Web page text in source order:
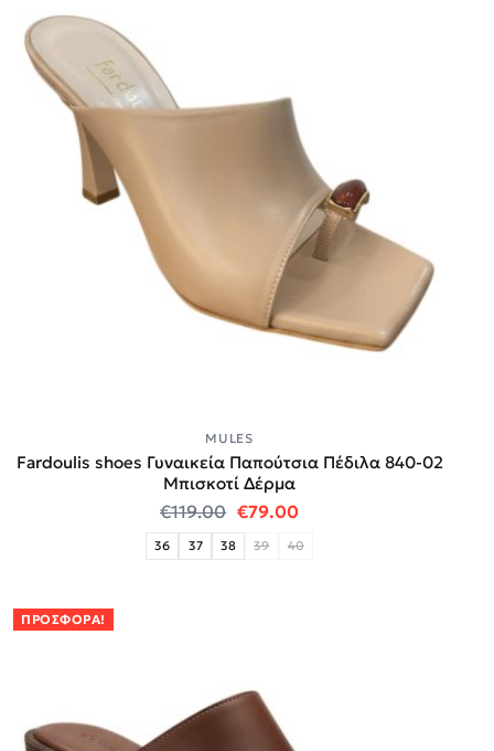
MULES
Fardoulis shoes Γυναικεία Παπούτσια Πέδιλα 840-02
Μπισκοτί Δέρμα
€119.00 Original price was: €119.00.
€79.00Η τρέχουσα τιμή
36 37 38 39 40
ΠΡΟΣΦΟΡΆ!